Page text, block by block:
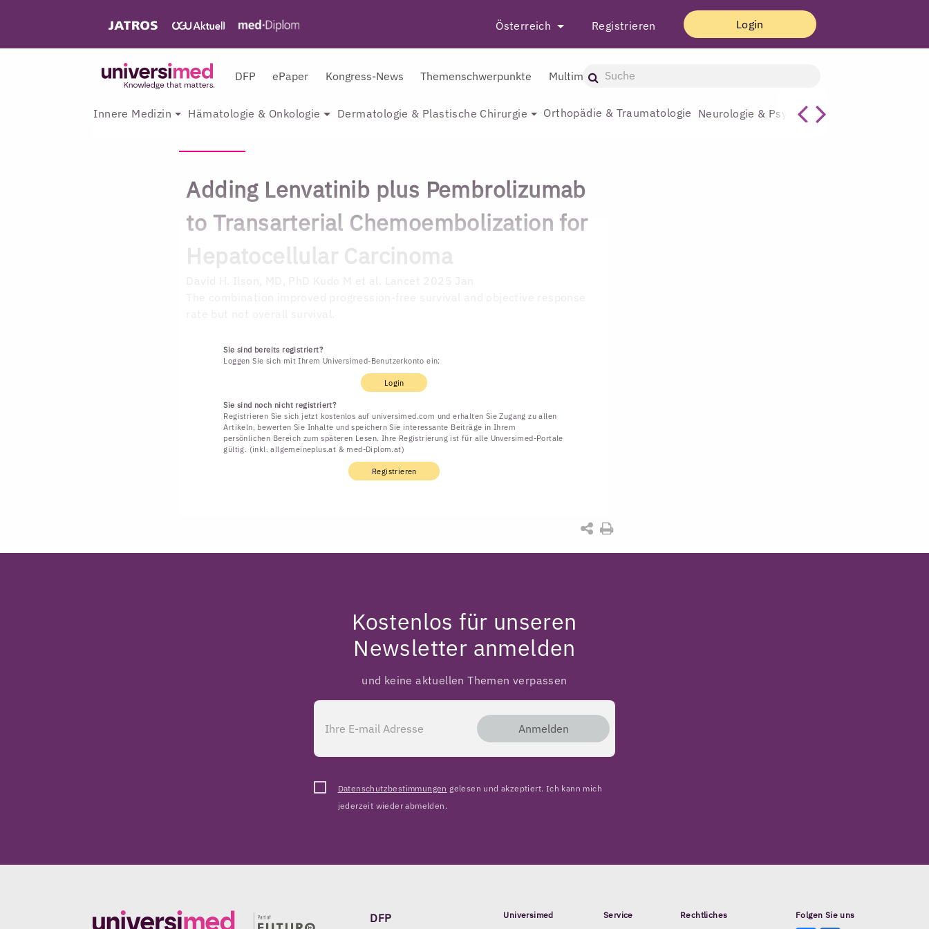
Österreich Registrieren Login
DFP ePaper Kongress-News Themenschwerpunkte Multimedia
Innere Medizin Hämatologie & Onkologie Dermatologie & Plastische Chirurgie Orthopädie & Traumatologie Neurologie & Psychiatrie
Adding Lenvatinib plus Pembrolizumab
to Transarterial Chemoembolization for
Hepatocellular Carcinoma
Sie sind bereits registriert?
Loggen Sie sich mit Ihrem Universimed-Benutzerkonto ein:
Login
Sie sind noch nicht registriert?
Registrieren Sie sich jetzt kostenlos auf universimed.com und erhalten Sie Zugang zu allen
Artikeln, bewerten Sie Inhalte und speichern Sie interessante Beiträge in Ihrem
persönlichen Bereich zum späteren Lesen. Ihre Registrierung ist für alle Unversimed-Portale
gültig. (inkl. allgemeineplus.at & med-Diplom.at)
Registrieren
Kostenlos für unseren
Newsletter anmelden
und keine aktuellen Themen verpassen
Anmelden
Datenschutzbestimmungen gelesen und akzeptiert. Ich kann mich
jederzeit wieder abmelden.
DFP Universimed Service Rechtliches Folgen Sie uns